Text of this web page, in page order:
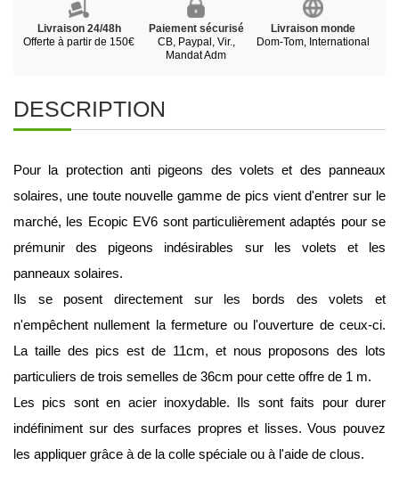
Livraison 24/48h
Offerte à partir de 150€
Paiement sécurisé
CB, Paypal, Vir.,
Mandat Adm
Livraison monde
Dom-Tom, International
DESCRIPTION
Pour la protection anti pigeons des volets et des panneaux
solaires, une toute nouvelle gamme de pics vient d'entrer sur le
marché, les Ecopic EV6 sont particulièrement adaptés pour se
prémunir des pigeons indésirables sur les volets et les
panneaux solaires.
Ils se posent directement sur les bords des volets et
n'empêchent nullement la fermeture ou l'ouverture de ceux-ci.
La taille des pics est de 11cm, et nous proposons des lots
particuliers de trois semelles de 36cm pour cette offre de 1 m.
Les pics sont en acier inoxydable. Ils sont faits pour durer
indéfiniment sur des surfaces propres et lisses. Vous pouvez
les appliquer grâce à de la colle spéciale ou à l'aide de clous.